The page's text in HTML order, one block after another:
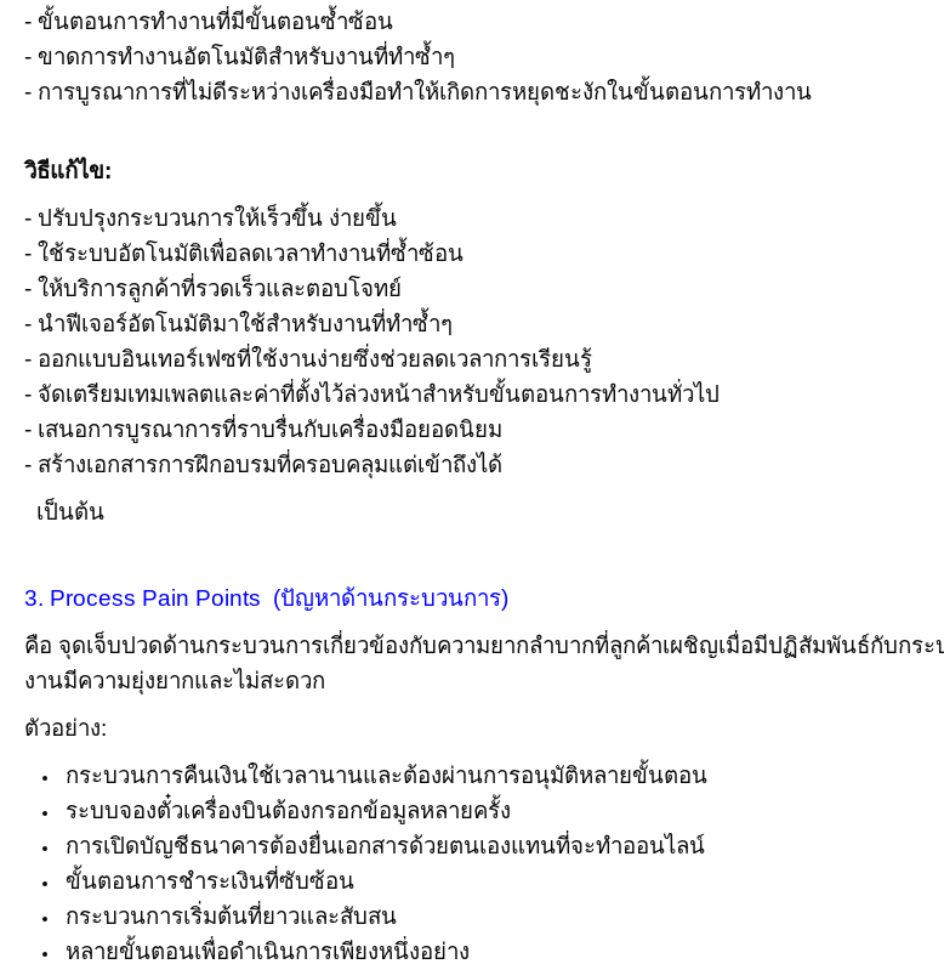
- ขั้นตอนการทำงานที่มีขั้นตอนซ้ำซ้อน
- ขาดการทำงานอัตโนมัติสำหรับงานที่ทำซ้ำๆ
- การบูรณาการที่ไม่ดีระหว่างเครื่องมือทำให้เกิดการหยุดชะงักในขั้นตอนการทำงาน
วิธีแก้ไข:
- ปรับปรุงกระบวนการให้เร็วขึ้น ง่ายขึ้น
- ใช้ระบบอัตโนมัติเพื่อลดเวลาทำงานที่ซ้ำซ้อน
- ให้บริการลูกค้าที่รวดเร็วและตอบโจทย์
- นำฟีเจอร์อัตโนมัติมาใช้สำหรับงานที่ทำซ้ำๆ
- ออกแบบอินเทอร์เฟซที่ใช้งานง่ายซึ่งช่วยลดเวลาการเรียนรู้
- จัดเตรียมเทมเพลตและค่าที่ตั้งไว้ล่วงหน้าสำหรับขั้นตอนการทำงานทั่วไป
- เสนอการบูรณาการที่ราบรื่นกับเครื่องมือยอดนิยม
- สร้างเอกสารการฝึกอบรมที่ครอบคลุมแต่เข้าถึงได้
เป็นต้น
3. Process Pain Points (ปัญหาด้านกระบวนการ)
คือ จุดเจ็บปวดด้านกระบวนการเกี่ยวข้องกับความยากลำบากที่ลูกค้าเผชิญเมื่อมีปฏิสัมพันธ์กับกร
งานมีความยุ่งยากและไม่สะดวก
ตัวอย่าง:
กระบวนการคืนเงินใช้เวลานานและต้องผ่านการอนุมัติหลายขั้นตอน
ระบบจองตั๋วเครื่องบินต้องกรอกข้อมูลหลายครั้ง
การเปิดบัญชีธนาคารต้องยื่นเอกสารด้วยตนเองแทนที่จะทำออนไลน์
ขั้นตอนการชำระเงินที่ซับซ้อน
กระบวนการเริ่มต้นที่ยาวและสับสน
หลายขั้นตอนเพื่อดำเนินการเพียงหนึ่งอย่าง